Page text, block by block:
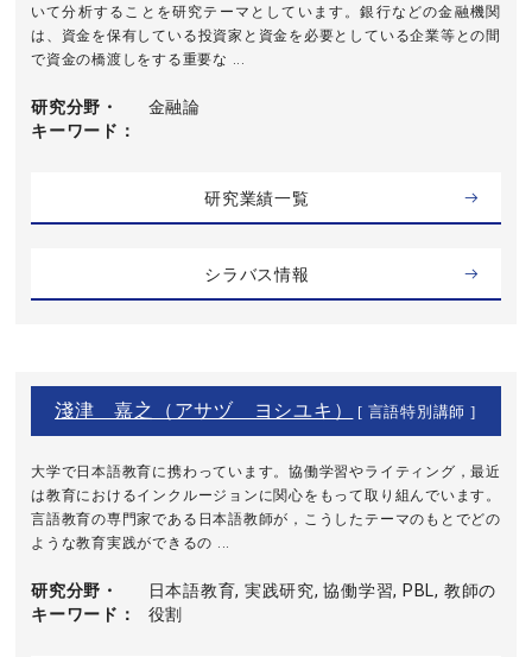
いて分析することを研究テーマとしています。銀行などの金融機関
は、資金を保有している投資家と資金を必要としている企業等との間
で資金の橋渡しをする重要な ...
研究分野・
キーワード
金融論
研究業績一覧
シラバス情報
淺津 嘉之（アサヅ ヨシユキ） [ 言語特別講師 ]
大学で日本語教育に携わっています。協働学習やライティング，最近
は教育におけるインクルージョンに関心をもって取り組んでいます。
言語教育の専門家である日本語教師が，こうしたテーマのもとでどの
ような教育実践ができるの ...
研究分野・
キーワード
日本語教育, 実践研究, 協働学習, PBL, 教師の
役割